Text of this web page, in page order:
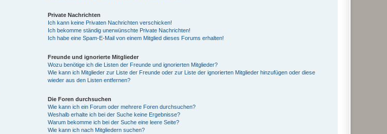
Private Nachrichten
Ich kann keine Privaten Nachrichten verschicken!
Ich bekomme ständig unerwünschte Private Nachrichten!
Ich habe eine Spam-E-Mail von einem Mitglied dieses Forums erhalten!
Freunde und ignorierte Mitglieder
Wozu benötige ich die Listen der Freunde und ignorierten Mitglieder?
Wie kann ich Mitglieder zur Liste der Freunde oder zur Liste der ignorierten Mitglieder hinzufügen oder diese
wieder aus den Listen entfernen?
Die Foren durchsuchen
Wie kann ich ein Forum oder mehrere Foren durchsuchen?
Weshalb erhalte ich bei der Suche keine Ergebnisse?
Warum bekomme ich bei der Suche eine leere Seite?
Wie kann ich nach Mitgliedern suchen?